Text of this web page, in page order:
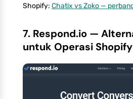
Shopify: Chatix vs Zoko —
7. Respond.io —
untuk Operasi